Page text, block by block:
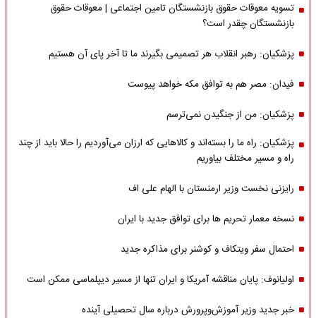
تسویه معوقات حقوق بازنشستگان تامین اجتماعی | معوقات حقوق
بازنشستگان چقدر است؟
پزشکیان: رهبر انقلاب هر تصمیمی بگیرند ما تا آخر پای آن هستیم
فیدان: مصر هم به توافق مکه خواهد پیوست
پزشکیان: من از جنگیدن نمی‌ترسم
پزشکیان: راه ما را بسته‌اند و کالاهایی که ارزان می‌آوردیم را حالا باید از چند
راه و مسیر مختلف بیاوریم
رایزنی نخست وزیر ارمنستان با الهام علی اف
نسخه معمار تحریم ها برای توافق جدید با ایران
احتمال سفر ویتکاف و کوشنر برای مذاکره جدید
اولیانوف: پایان مناقشه آمریکا و ایران تنها از مسیر دیپلماسی ممکن است
خبر جدید وزیر آموزش‌وپرورش درباره سال تحصیلی آینده